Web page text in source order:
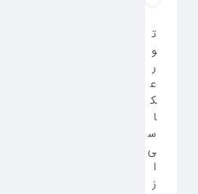
ت
و
ر
ع
ک
ا
س
ی
ا
ز